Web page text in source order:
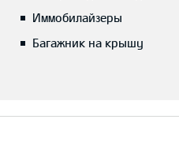
Иммобилайзеры
Багажник на крышу